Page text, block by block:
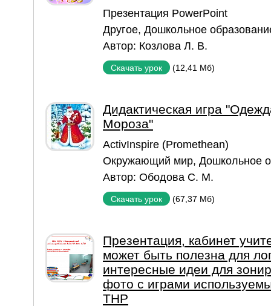
Презентация PowerPoint
Другое, Дошкольное
Автор: Козлова Л. В.
Скачать урок (12,41 Мб)
Дидактическая игра
Мороза"
ActivInspire (Promethean)
Окружающий мир, Дошкольное
Автор: Ободова С. М.
Скачать урок (67,37 Мб)
Презентация, кабинет
может быть полезна для
интересные идеи для
фото с играми
ТНР